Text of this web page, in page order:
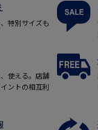
特別サイズも
使える。店舗
ントの相互利